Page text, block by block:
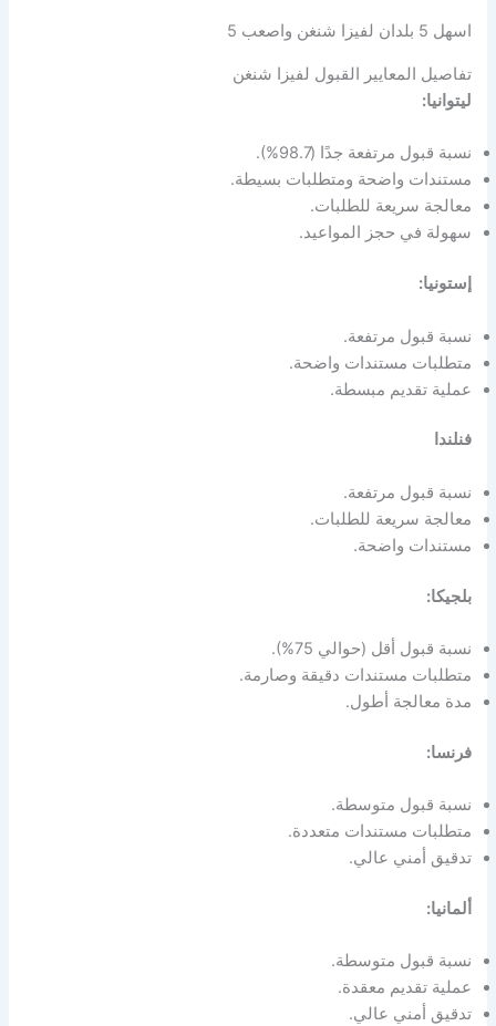
اسهل 5 بلدان لفيزا شنغن واصعب 5
تفاصيل المعايير القبول لفيزا شنغن
ليتوانيا:
نسبة قبول مرتفعة جدًا (98.7%).
مستندات واضحة ومتطلبات بسيطة.
معالجة سريعة للطلبات.
سهولة في حجز المواعيد.
إستونيا:
نسبة قبول مرتفعة.
متطلبات مستندات واضحة.
عملية تقديم مبسطة.
فنلندا
نسبة قبول مرتفعة.
معالجة سريعة للطلبات.
مستندات واضحة.
بلجيكا:
نسبة قبول أقل (حوالي 75%).
متطلبات مستندات دقيقة وصارمة.
مدة معالجة أطول.
فرنسا:
نسبة قبول متوسطة.
متطلبات مستندات متعددة.
تدقيق أمني عالي.
ألمانيا:
نسبة قبول متوسطة.
عملية تقديم معقدة.
تدقيق أمني عالي.